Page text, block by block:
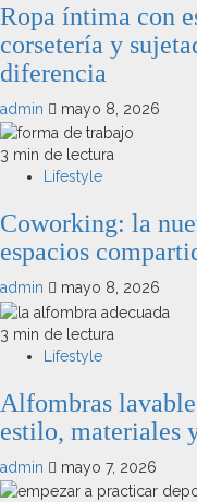
Ropa íntima con
corsetería y
diferencia
admin mayo 8, 2026
3 min de lectura
Lifestyle
Coworking: la
espacios
admin mayo 8, 2026
3 min de lectura
Lifestyle
Alfombras
estilo, materiales
admin mayo 7, 2026